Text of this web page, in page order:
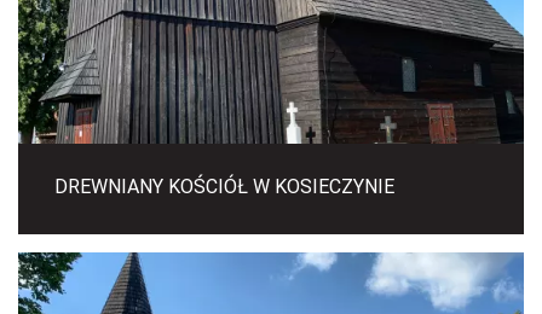
DREWNIANY KOŚCIÓŁ W KOSIECZYNIE